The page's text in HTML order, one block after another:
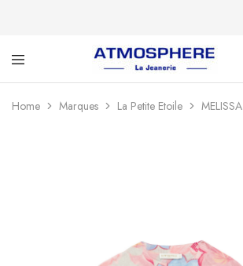
Atmosphère
La
Jeanerie
Un
utilisant
WordPress
Home Marques La Petite Etoile MELISSA